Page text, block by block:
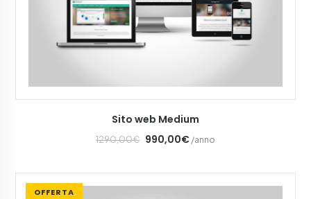
AGGIUNGI AL CARRELLO
Sito web Medium
1290,00€ 990,00€ /anno
OFFERTA